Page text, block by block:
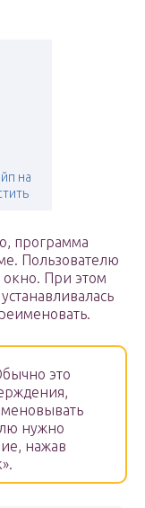
на
программа
Пользователю
При этом
это
нужно
нажав